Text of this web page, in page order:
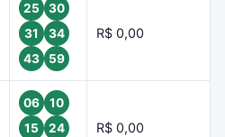
25
30
31
34
43
59
R$ 0,00
06
10
15
24
R$ 0,00